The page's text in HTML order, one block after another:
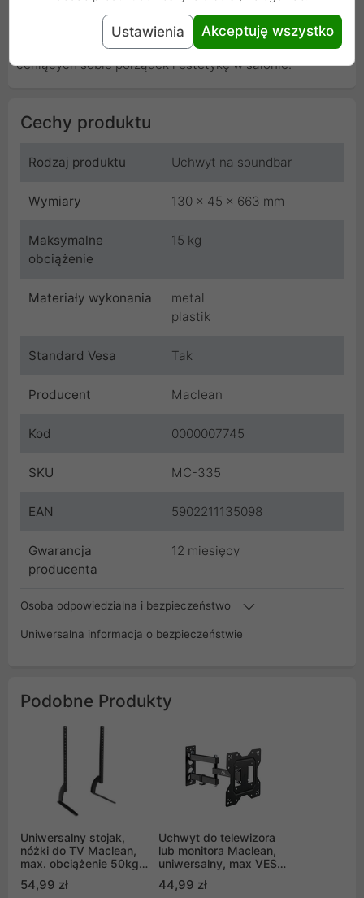
przestrzeni i poprawę jakości dźwięku w pomieszczeniu.
Produkt ten jest szczególnie polecany dla osób
ceniących sobie porządek i estetykę w salonie.
Cechy produktu
Rodzaj produktu Uchwyt na soundbar
Wymiary 130 x 45 x 663 mm
Maksymalne
obciążenie
15 kg
Materiały wykonania
metal
plastik
Standard Vesa Tak
Producent Maclean
Kod 0000007745
SKU MC-335
EAN 5902211135098
Gwarancja
producenta
12 miesięcy
Osoba odpowiedzialna i bezpieczeństwo
Uniwersalna informacja o bezpieczeństwie
Podobne Produkty
Uniwersalny stojak,
nóżki do TV Maclean,
max. obciążenie 50kg,
max. VESA 800x500,
dla TV 32-70", MC-954
54,99 zł
Uchwyt do telewizora
lub monitora Maclean,
uniwersalny, max VESA
200x200, 23-43",
30kg, Czarny, MC-
44,99 zł
Ustawienia Akceptuję wszystko